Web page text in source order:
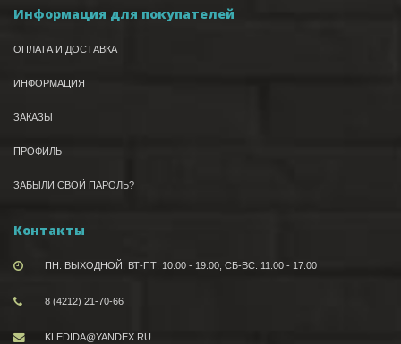
Информация для покупателей
ОПЛАТА И ДОСТАВКА
ИНФОРМАЦИЯ
ЗАКАЗЫ
ПРОФИЛЬ
ЗАБЫЛИ СВОЙ ПАРОЛЬ?
Контакты
ПН: ВЫХОДНОЙ, ВТ-ПТ: 10.00 - 19.00, СБ-ВС: 11.00 - 17.00
8 (4212) 21-70-66
KLEDIDA@YANDEX.RU